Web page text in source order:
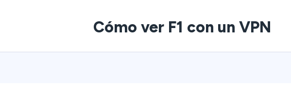
Cómo ver F1 con un VPN